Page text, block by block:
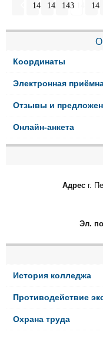
141 142 143 145
Координаты
Электронная
Отзывы и
Онлайн-анкета
Адрес г.
Эл.
История колледжа
Противодействие
Охрана труда